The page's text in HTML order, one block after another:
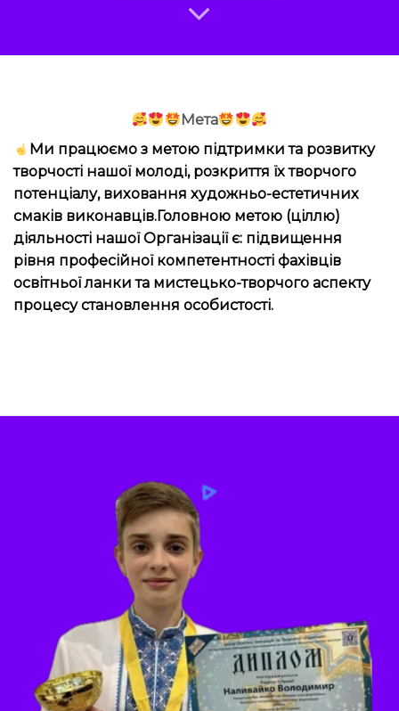
Мета
Ми працюємо з метою підтримки та розвитку
творчості нашої молоді, розкриття їх творчого
потенціалу, виховання художньо-естетичних
смаків виконавців.Головною метою (ціллю)
діяльності нашої Організації є: підвищення
рівня професійної компетентності фахівців
освітньої ланки та мистецько-творчого аспекту
процесу становлення особистості.